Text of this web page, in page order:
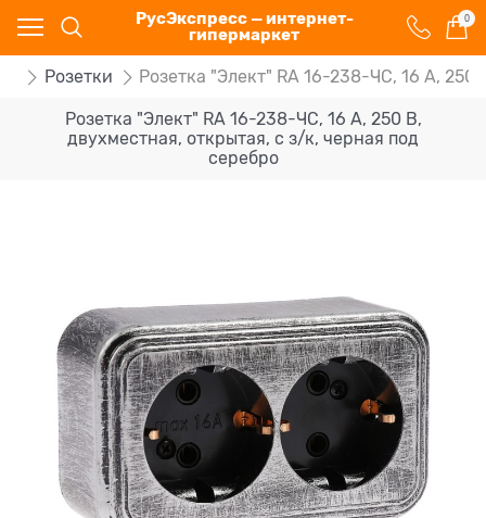
РусЭкспресс — интернет-
гипермаркет
0
Розетки Розетка "Элект" RA 16-238-ЧС, 16 А,
Розетка "Элект" RA 16-238-ЧС, 16 А, 250 В,
двухместная, открытая, с з/к, черная под
серебро